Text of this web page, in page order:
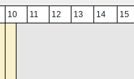
10 11 12 13 14 15